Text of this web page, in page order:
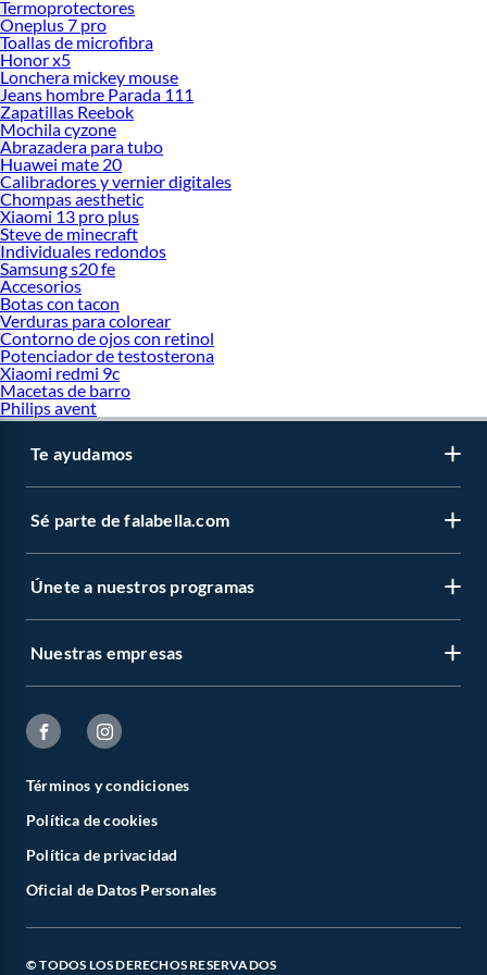
Así como estos, encontrarás otros tipos de trajes de agua para tus deportes
acuáticos. En Falabella Perú te ofrecemos una plataforma intuitiva para que
realices compras seguras con envíos gratis hasta la puerta de tu casa. ¡Compra
ya!
Náutico
Botes
Surf
Kayaks
Buceo
Bodyboard
Wakeboard
Deportes al aire libre
Mochilas deportivas
Hidratación deportiva
Accesorios deportivos
Toallas
Termoprotectores
Oneplus 7 pro
Toallas de microfibra
Honor x5
Lonchera mickey mouse
Jeans hombre Parada 111
Zapatillas Reebok
Mochila cyzone
Abrazadera para tubo
Huawei mate 20
Calibradores y vernier digitales
Chompas aesthetic
Xiaomi 13 pro plus
Steve de minecraft
Individuales redondos
Samsung s20 fe
Accesorios
Botas con tacon
Verduras para colorear
Contorno de ojos con retinol
Potenciador de testosterona
Xiaomi redmi 9c
Macetas de barro
Philips avent
Te ayudamos
Sé parte de falabella.com
Únete a nuestros programas
Nuestras empresas
Términos y condiciones
Política de cookies
Política de privacidad
Oficial de Datos Personales
© TODOS LOS DERECHOS RESERVADOS